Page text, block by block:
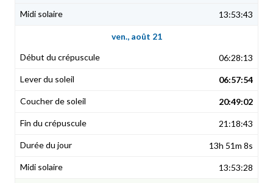
13:53:43
ven., août 21
06:28:13
06:57:54
20:49:02
21:18:43
13h 51m 8s
13:53:28